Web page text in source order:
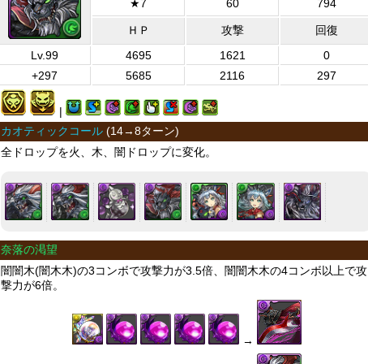
★7 60 794
ＨＰ 攻撃
回復
Lv.99
4695 1621
0
+297
5685 2116 297
|
カオティックコール (14→8ターン)
全ドロップを火、木、闇ドロップに変化。
奈落の渇望
闇闇木(闇木木)の3コンボで攻撃力が3.5倍、闇闇木木の4コンボ以上で攻
撃力が6倍。
→